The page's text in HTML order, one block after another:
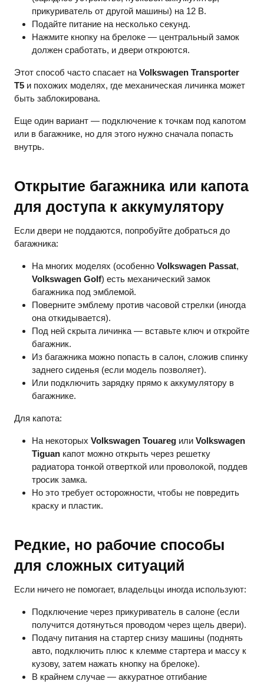
прикуриватель от другой машины) на 12 В.
Подайте питание на несколько секунд.
Нажмите кнопку на брелоке — центральный замок
должен сработать, и двери откроются.
Этот способ часто спасает на Volkswagen Transporter
T5 и похожих моделях, где механическая личинка может
быть заблокирована.
Еще один вариант — подключение к точкам под капотом
или в багажнике, но для этого нужно сначала попасть
внутрь.
Открытие багажника или капота
для доступа к аккумулятору
Если двери не поддаются, попробуйте добраться до
багажника:
На многих моделях (особенно Volkswagen Passat,
Volkswagen Golf) есть механический замок
багажника под эмблемой.
Поверните эмблему против часовой стрелки (иногда
она откидывается).
Под ней скрыта личинка — вставьте ключ и откройте
багажник.
Из багажника можно попасть в салон, сложив спинку
заднего сиденья (если модель позволяет).
Или подключить зарядку прямо к аккумулятору в
багажнике.
Для капота:
На некоторых Volkswagen Touareg или Volkswagen
Tiguan капот можно открыть через решетку
радиатора тонкой отверткой или проволокой, поддев
тросик замка.
Но это требует осторожности, чтобы не повредить
краску и пластик.
Редкие, но рабочие способы
для сложных ситуаций
Если ничего не помогает, владельцы иногда используют:
Подключение через прикуриватель в салоне (если
получится дотянуться проводом через щель двери).
Подачу питания на стартер снизу машины (поднять
авто, подключить плюс к клемме стартера и массу к
кузову, затем нажать кнопку на брелоке).
В крайнем случае — аккуратное отгибание